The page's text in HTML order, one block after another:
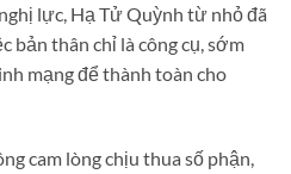
lực, Hạ Tử Quỳnh từ nhỏ đã
bản thân chỉ là công cụ, sớm
mạng để thành toàn cho
cam lòng chịu thua số phận,